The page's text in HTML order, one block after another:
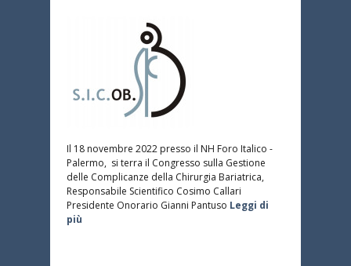
Il 18 novembre 2022 presso il NH Foro Italico -
Palermo, si terra il Congresso sulla Gestione
delle Complicanze della Chirurgia Bariatrica,
Responsabile Scientifico Cosimo Callari
Presidente Onorario Gianni Pantuso Leggi di
più